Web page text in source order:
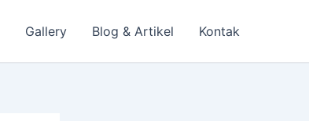
Gallery Blog & Artikel Kontak